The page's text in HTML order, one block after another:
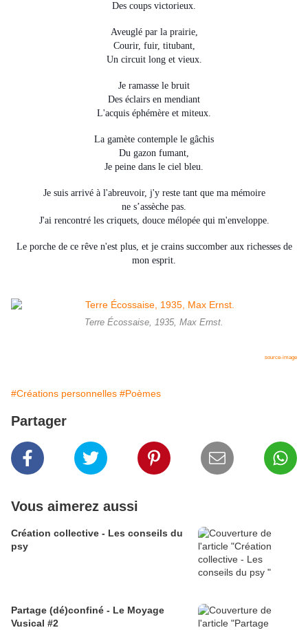
Des coups victorieux.
Aveuglé par la prairie,
Courir, fuir, titubant,
Un circuit long et vieux.
Je ramasse le bruit
Des éclairs en mendiant
L'acquis éphémère et miteux.
La gamète contemple le gâchis
Du gazon fumant,
Je peine dans le ciel bleu.
Je suis arrivé à l'abreuvoir, j'y reste tant que ma mémoire
ne s’assèche pas.
J'ai rencontré les criquets, douce mélopée qui m'enveloppe.
Le porche de ce rêve n'est plus, et je crains succomber aux richesses de
mon esprit.
Terre Écossaise, 1935, Max Ernst.
source-image
#Créations personnelles #Poèmes
Partager
Vous aimerez aussi
Création collective - Les conseils du
psy
Partage (dé)confiné - Le Moyage
Vusical #2